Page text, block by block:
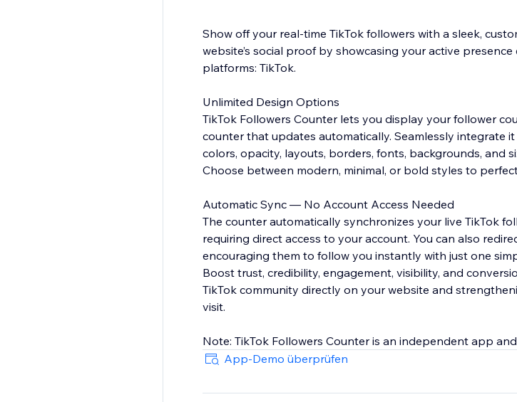
Show off your real-time TikTok followers with a sleek,
website’s social proof by showcasing your active
platforms: TikTok.
Unlimited Design Options
TikTok Followers Counter lets you display your follower
counter that updates automatically. Seamlessly integrate
colors, opacity, layouts, borders, fonts, backgrounds, and
Choose between modern, minimal, or bold styles to
Automatic Sync — No Account Access Needed
The counter automatically synchronizes your live TikTok
requiring direct access to your account. You can also
encouraging them to follow you instantly with just one
Boost trust, credibility, engagement, visibility, and
TikTok community directly on your website and
visit.
Note: TikTok Followers Counter is an independent app
App-Demo überprüfen